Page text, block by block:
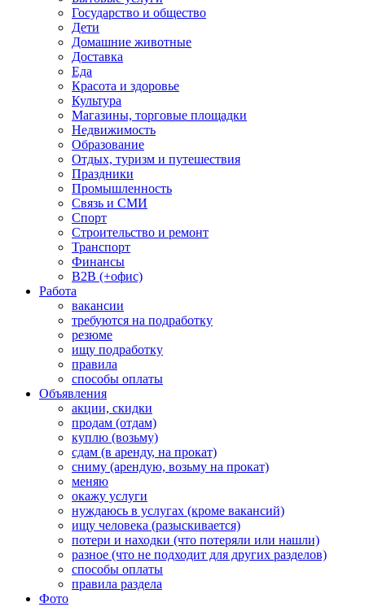
Государство и общество
Дети
Домашние животные
Доставка
Еда
Красота и здоровье
Культура
Магазины, торговые площадки
Недвижимость
Образование
Отдых, туризм и путешествия
Праздники
Промышленность
Связь и СМИ
Спорт
Строительство и ремонт
Транспорт
Финансы
B2B (+офис)
Работа
вакансии
требуются на подработку
резюме
ищу подработку
правила
способы оплаты
Объявления
акции, скидки
продам (отдам)
куплю (возьму)
сдам (в аренду, на прокат)
сниму (арендую, возьму на прокат)
меняю
окажу услуги
нуждаюсь в услугах (кроме вакансий)
ищу человека (разыскивается)
потери и находки (что потеряли или нашли)
разное (что не подходит для других разделов)
способы оплаты
правила раздела
Фото